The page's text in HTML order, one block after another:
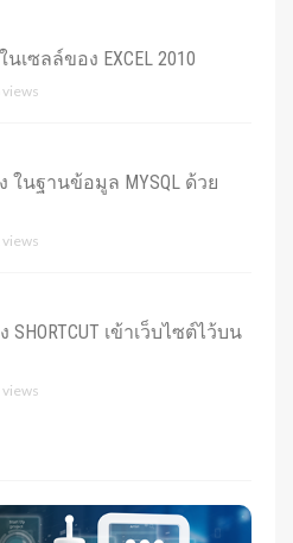
เซลล์ของ EXCEL 2010
ในฐานข้อมูล MYSQL ด้วย
SHORTCUT เข้าเว็บไซต์ไว้บน